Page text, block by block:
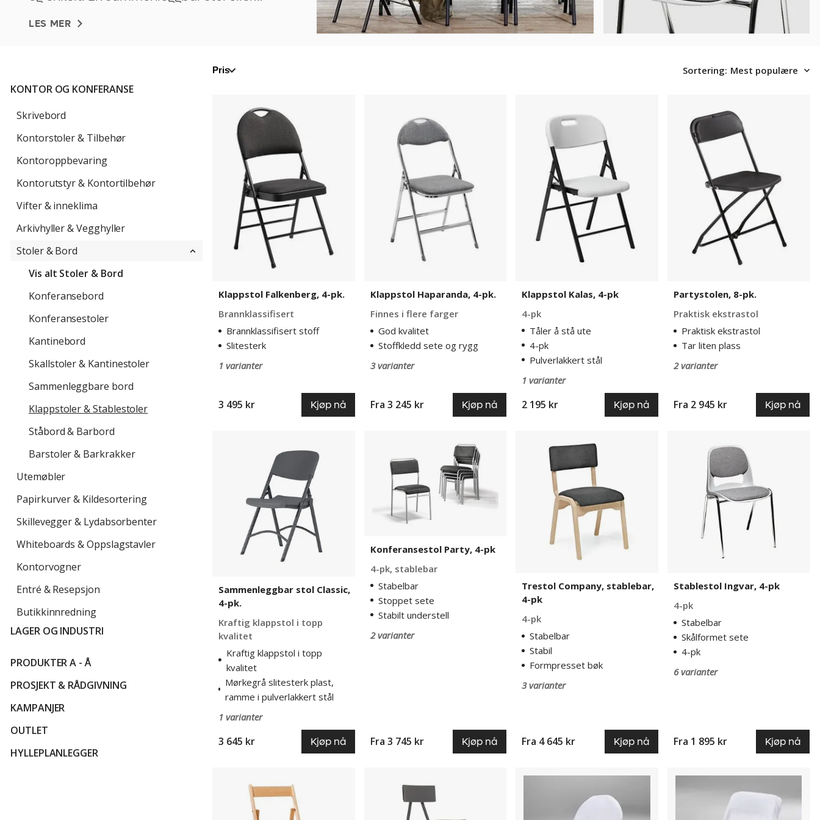
LES MER
KONTOR OG KONFERANSE
Skrivebord
Kontorstoler & Tilbehør
Kontoroppbevaring
Kontorutstyr & Kontortilbehør
Vifter & inneklima
Arkivhyller & Vegghyller
Stoler & Bord
Vis alt Stoler & Bord
Konferansebord
Konferansestoler
Kantinebord
Skallstoler & Kantinestoler
Sammenleggbare bord
Klappstoler & Stablestoler
Ståbord & Barbord
Barstoler & Barkrakker
Utemøbler
Papirkurver & Kildesortering
Skillevegger & Lydabsorbenter
Whiteboards & Oppslagstavler
Kontorvogner
Entré & Resepsjon
Butikkinnredning
LAGER OG INDUSTRI
PRODUKTER A - Å
PROSJEKT & RÅDGIVNING
KAMPANJER
OUTLET
HYLLEPLANLEGGER
Pris Sortering: Mest populære
Falkenberg,
Klappstol Falkenberg, 4-pk.
Brannklassifisert
Brannklassifisert stoff
Slitesterk
1 varianter
3 495 kr Kjøp nå
Klappstol Haparanda, 4-pk.
Finnes i flere farger
God kvalitet
Stoffkledd sete og rygg
3 varianter
Fra 3 245 kr Kjøp nå
Klappstol Kalas, 4-pk
4-pk
Tåler å stå ute
4-pk
Pulverlakkert stål
1 varianter
2 195 kr Kjøp nå
Partystolen, 8-pk.
Praktisk ekstrastol
Praktisk ekstrastol
Tar liten plass
2 varianter
Fra 2 945 kr Kjøp nå
Sammenleggbar stol Classic,
4-pk.
Kraftig klappstol i topp
kvalitet
Kraftig klappstol i topp
kvalitet
Mørkegrå slitesterk plast,
ramme i pulverlakkert stål
1 varianter
3 645 kr Kjøp nå
Konferansestol Party, 4-pk
4-pk, stablebar
Stabelbar
Stoppet sete
Stabilt understell
2 varianter
Fra 3 745 kr Kjøp nå
Company,
stablebar,
Trestol Company, stablebar,
4-pk
4-pk
Stabelbar
Stabil
Formpresset bøk
3 varianter
Fra 4 645 kr Kjøp nå
Stablestol Ingvar, 4-pk
4-pk
Stabelbar
Skålformet sete
4-pk
6 varianter
Fra 1 895 kr Kjøp nå
barkrakk
Stoltrekk
Stoltrekk